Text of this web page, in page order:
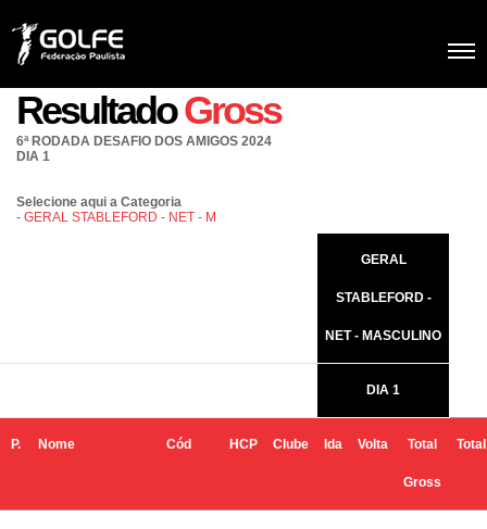
ResultadoGross
6ª RODADA DESAFIO DOS AMIGOS 2024
DIA 1
Selecione aqui a Categoria
- GERAL STABLEFORD - NET - M
GERAL
STABLEFORD -
NET - MASCULINO
DIA 1
P. Nome Cód HCP Clube Ida Volta Total
Gross
Total